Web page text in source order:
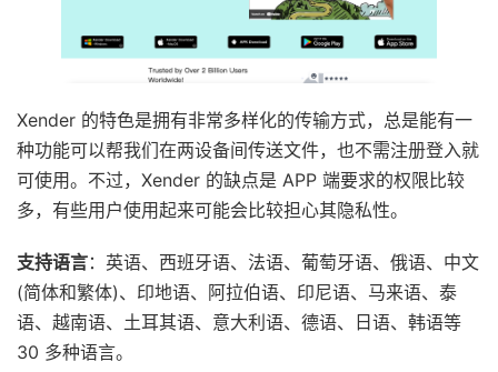
Xender 的特色是拥有非常多样化的传输方式，总是能有一
种功能可以帮我们在两设备间传送文件，也不需注册登入就
可使用。不过，Xender 的缺点是 APP 端要求的权限比较
多，有些用户使用起来可能会比较担心其隐私性。
支持语言：英语、西班牙语、法语、葡萄牙语、俄语、中文
(简体和繁体)、印地语、阿拉伯语、印尼语、马来语、泰
语、越南语、土耳其语、意大利语、德语、日语、韩语等
30 多种语言。